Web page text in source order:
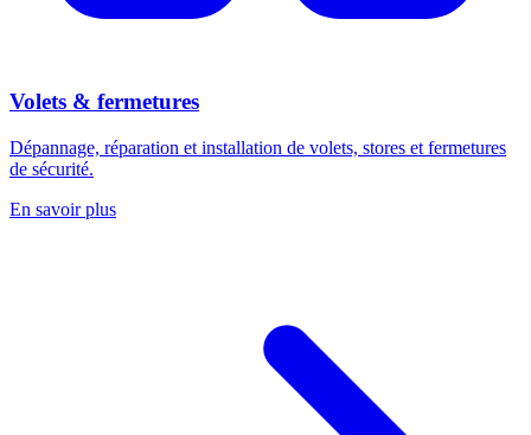
Volets & fermetures
Dépannage, réparation et installation de volets, stores et fermetures
de sécurité.
En savoir plus